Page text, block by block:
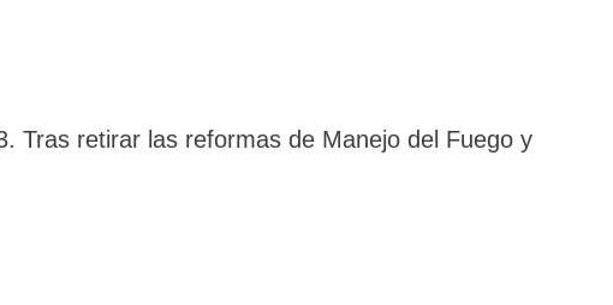
Tras retirar las reformas de Manejo del Fuego y